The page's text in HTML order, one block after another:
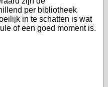
per bibliotheek
in te schatten is wat
of een goed moment is.